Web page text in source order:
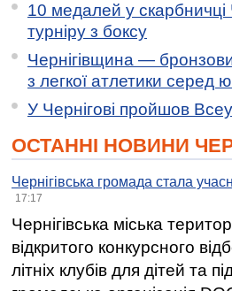
10 медалей у скарбничці
турніру з боксу
Чернігівщина —
з легкої атлетики серед
У Чернігові пройшов
ОСТАННІ НОВИНИ
Чернігівська громада стала
17:17
Чернігівська міська
відкритого конкурсного
літніх клубів для дітей та